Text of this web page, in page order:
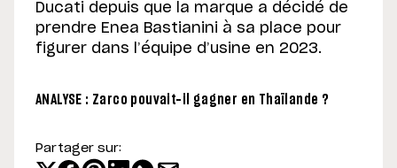
Ducati depuis que la marque a décidé de
prendre Enea Bastianini à sa place pour
figurer dans l’équipe d’usine en 2023.
ANALYSE : Zarco pouvait-il gagner en Thaïlande ?
Partager sur: